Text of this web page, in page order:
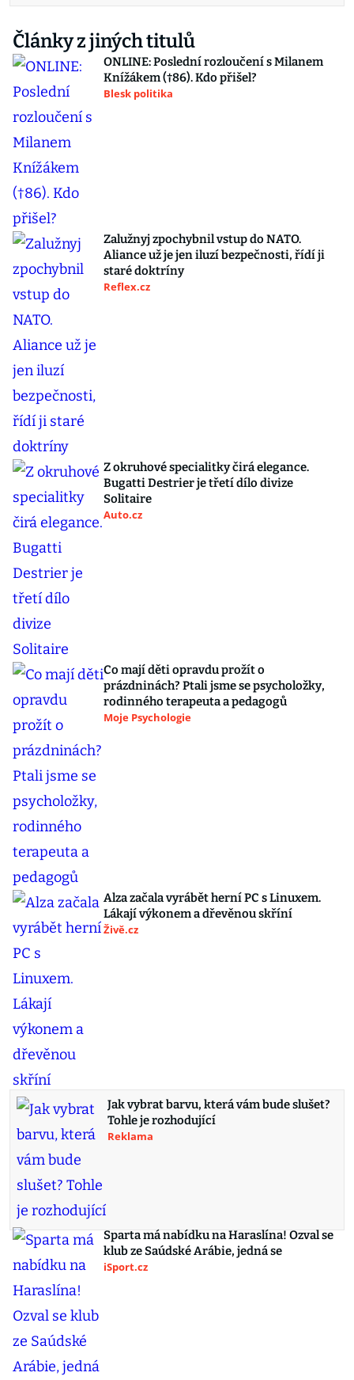
Články z jiných titulů
ONLINE: Poslední rozloučení s Milanem
Knížákem (†86). Kdo přišel?
Blesk politika
Zalužnyj zpochybnil vstup do NATO.
Aliance už je jen iluzí bezpečnosti, řídí ji
staré doktríny
Reflex.cz
Z okruhové specialitky čirá elegance.
Bugatti Destrier je třetí dílo divize
Solitaire
Auto.cz
Co mají děti opravdu prožít o
prázdninách? Ptali jsme se psycholožky,
rodinného terapeuta a pedagogů
Moje Psychologie
Alza začala vyrábět herní PC s Linuxem.
Lákají výkonem a dřevěnou skříní
Živě.cz
Jak vybrat barvu, která vám bude slušet?
Tohle je rozhodující
Reklama
Sparta má nabídku na Haraslína! Ozval se
klub ze Saúdské Arábie, jedná se
iSport.cz